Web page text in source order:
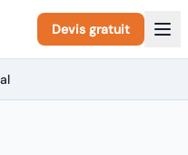
Devis gratuit